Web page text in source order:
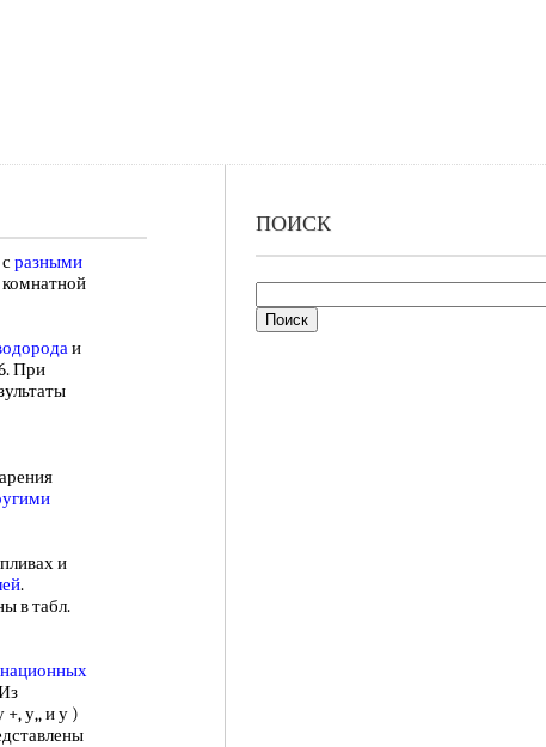
разными
и
При
и
.
в табл.
у,, и у )
ПОИСК